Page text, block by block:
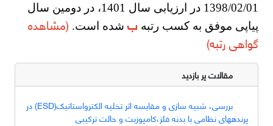
1398/02/01 در ارزیابی سال 1401، در دومین سال
پیاپی موفق به کسب رتبه ب شده است. (مشاهده
گواهی رتبه)
مقالات پر بازدید
بررسی، شبیه سازی و مقایسه اثر تخلیه الکترواستاتیک(ESD) در
پرندههای نظامی با بدنه فلز،کامپوزیت و حالت ترکیبی